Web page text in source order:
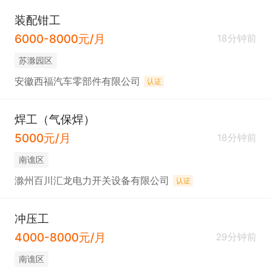
装配钳工
6000-8000元/月
18分钟前
苏滁园区
安徽西福汽车零部件有限公司 认证
焊工（气保焊）
5000元/月
18分钟前
南谯区
滁州百川汇龙电力开关设备有限公司 认证
冲压工
4000-8000元/月
29分钟前
南谯区